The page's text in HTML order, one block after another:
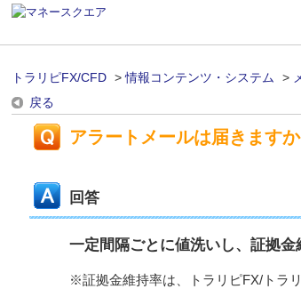
トラリピFX/CFD >情報コンテンツ・システム >
戻る
アラートメールは届きますか
回答
一定間隔ごとに値洗いし、証拠金
※証拠金維持率は、トラリピFX/トラ